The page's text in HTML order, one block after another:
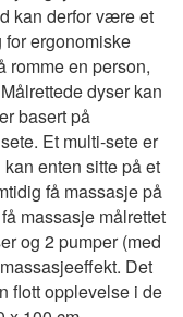
kan derfor være et
ergonomiske
romme en person,
dyser kan
basert på
Et multi-sete er
enten sitte på et
få massasje på
massasje målrettet
og 2 pumper (med
Det
flott opplevelse i de